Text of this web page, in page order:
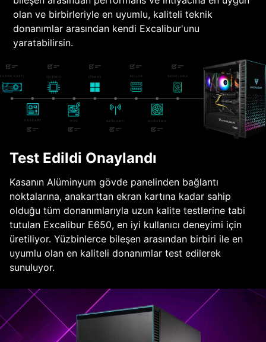
olan ve birbirleriyle en uyumlu, kaliteli teknik
donanımlar arasından kendi Excalibur'unu
yaratabilirsin.
Test Edildi Onaylandı
Kasanın Alüminyum gövde panelinden bağlantı
noktalarına, anakarttan ekran kartına kadar sahip
olduğu tüm donanımlarıyla uzun kalite testlerine tabi
tutulan Excalibur E650, en iyi kullanıcı deneyimi için
üretiliyor. Yüzbinlerce bileşen arasından birbiri ile en
uyumlu olan en kaliteli donanımlar test edilerek
sunuluyor.